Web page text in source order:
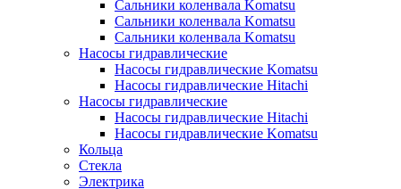
Сальники коленвала Komatsu
Сальники коленвала Komatsu
Сальники коленвала Komatsu
Насосы гидравлические
Насосы гидравлические Komatsu
Насосы гидравлические Hitachi
Насосы гидравлические
Насосы гидравлические Hitachi
Насосы гидравлические Komatsu
Кольца
Стекла
Электрика